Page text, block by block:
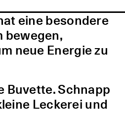
eine besondere
bewegen,
neue Energie zu
Buvette. Schnapp
Leckerei und